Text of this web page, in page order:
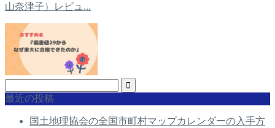
山奈津子）レビュ...
最近の投稿
国土地理協会の全国市町村マップカレンダーの入手方